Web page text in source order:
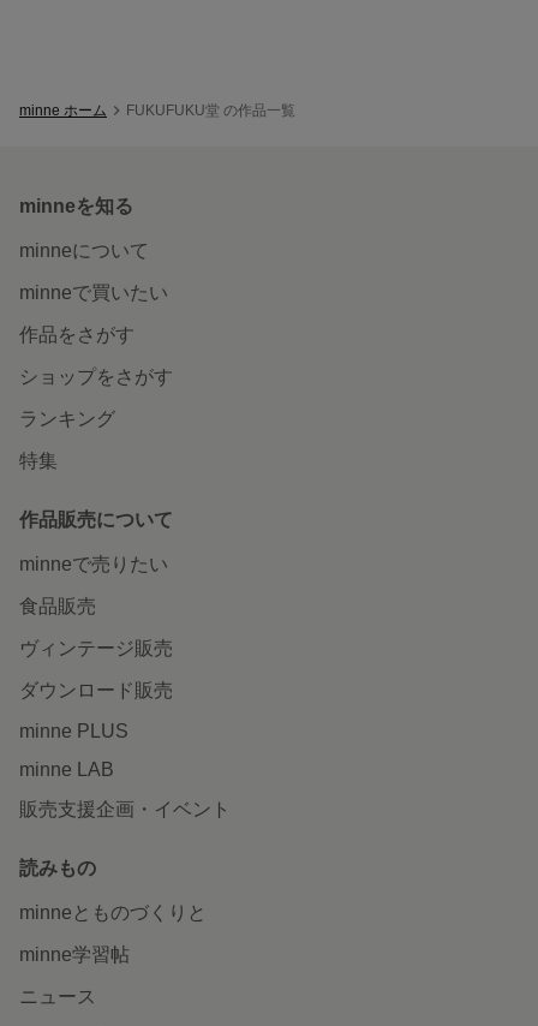
minne ホーム FUKUFUKU堂 の作品一覧
minneを知る
minneについて
minneで買いたい
作品をさがす
ショップをさがす
ランキング
特集
作品販売について
minneで売りたい
食品販売
ヴィンテージ販売
ダウンロード販売
minne PLUS
minne LAB
販売支援企画・イベント
読みもの
minneとものづくりと
minne学習帖
ニュース